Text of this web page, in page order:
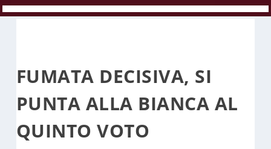
FUMATA DECISIVA, SI
PUNTA ALLA BIANCA AL
QUINTO VOTO